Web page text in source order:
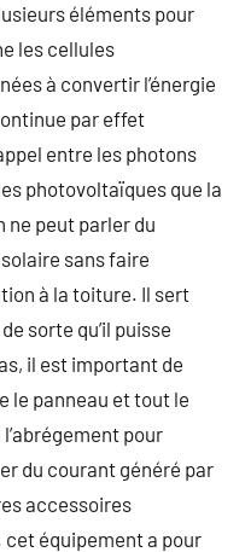
éléments pour
les cellules
à convertir l’énergie
par effet
entre les photons
photovoltaïques que la
ne peut parler du
sans faire
à la toiture. Il sert
sorte qu’il puisse
il est important de
le panneau et tout le
pour
du courant généré par
accessoires
cet équipement a pour